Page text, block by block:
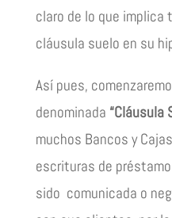
claro de lo que implica
cláusula suelo en su
Así pues,
denominada “Cláusula
muchos Bancos y
escrituras de
sido comunicada o